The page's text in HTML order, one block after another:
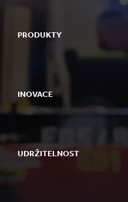
PRODUKTY
INOVACE
UDRŽITELNOST